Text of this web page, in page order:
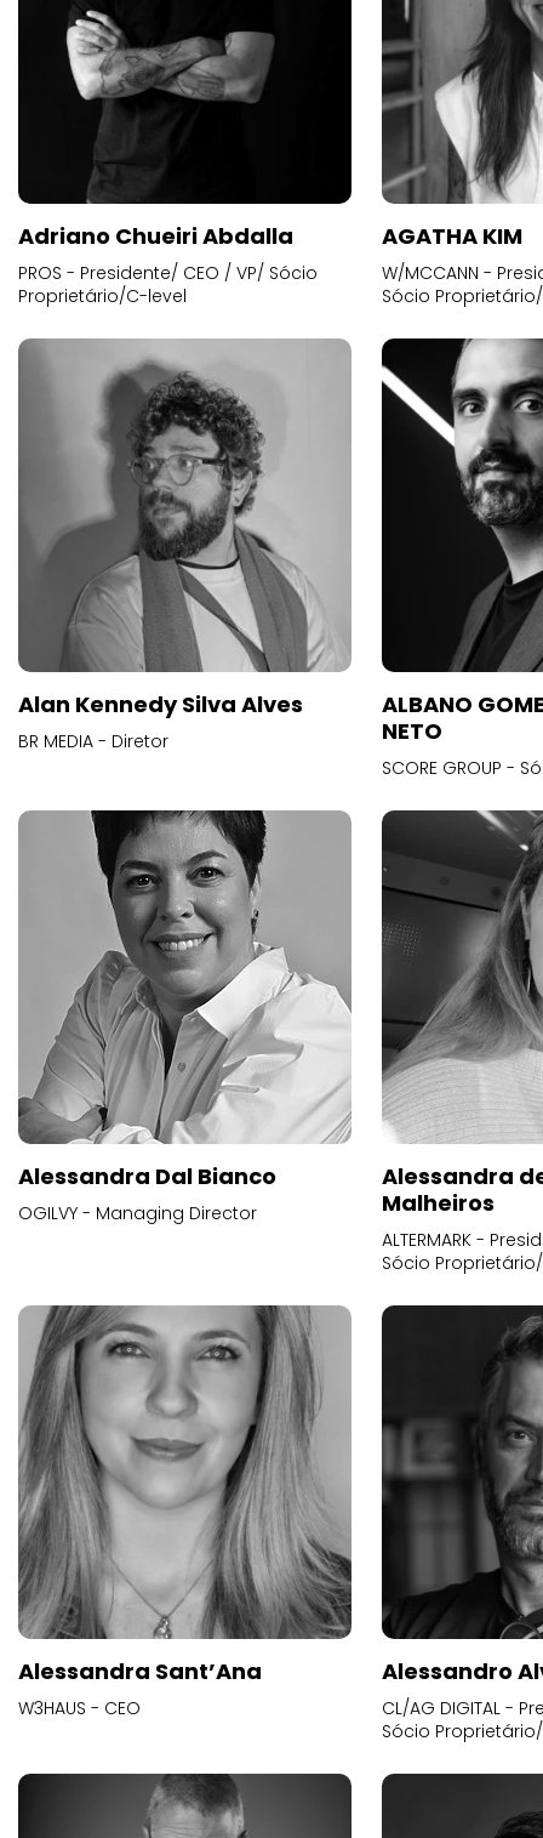
Adriano Chueiri Abdalla
PROS - Presidente/ CEO / VP/ Sócio
Proprietário/C-level
AGATHA KIM
W/MCCANN -
Sócio
Alan Kennedy Silva Alves
BR MEDIA - Diretor
ALBANO
NETO
SCORE GROUP -
Alessandra Dal Bianco
OGILVY - Managing Director
Alessandra
Malheiros
ALTERMARK -
Sócio
Alessandra Sant’Ana
W3HAUS - CEO
Alessandro
CL/AG DIGITAL -
Sócio